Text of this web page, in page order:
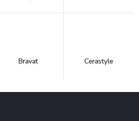
Bravat Cerastyle